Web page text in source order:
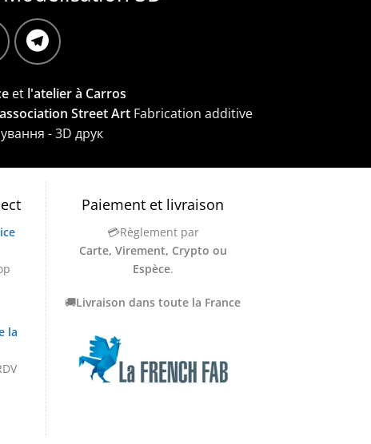
et l'atelier à Carros
Street Art Fabrication additive
- 3D друк
la
Paiement et livraison
💳Règlement par
Carte, Virement, Crypto ou
Espèce.
🚚Livraison dans toute la France